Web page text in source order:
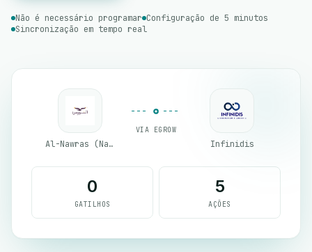
Não é necessário programar Configuração de 5 minutos
Sincronização em tempo real
Al-Nawras (Nawris)
VIA EGROW
Infinidis
0
GATILHOS
5
AÇÕES